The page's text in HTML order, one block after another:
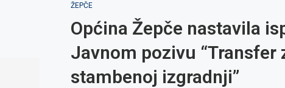
ŽEPČE
Općina Žepče nastavila
Javnom pozivu “Transfer
stambenoj izgradnji”